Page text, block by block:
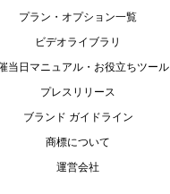
プラン・オプション一覧
ビデオライブラリ
当日マニュアル・お役立ちツール
プレスリリース
ブランド ガイドライン
商標について
運営会社